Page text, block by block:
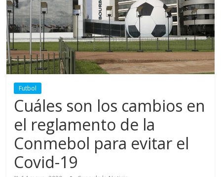
Futbol
Cuáles son los cambios en
el reglamento de la
Conmebol para evitar el
Covid-19